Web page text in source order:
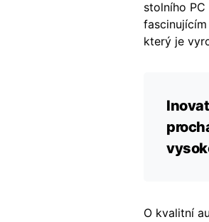
stolního
který je
O kvalitní